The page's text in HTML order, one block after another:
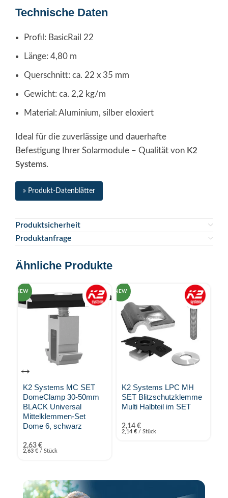
Technische Daten
Profil: BasicRail 22
Länge: 4,80 m
Querschnitt: ca. 22 x 35 mm
Gewicht: ca. 2,2 kg/m
Material: Aluminium, silber eloxiert
Ideal für die zuverlässige und dauerhafte
Befestigung Ihrer Solarmodule – Qualität von K2
Systems.
» Produkt-Datenblätter
Produktsicherheit
Produktanfrage
Ähnliche Produkte
NEW
K2 Systems MC SET
DomeClamp 30-50mm
BLACK Universal
Mittelklemmen-Set
Dome 6, schwarz
2,63 €
2,63 € / Stück
NEW
K2 Systems LPC MH
SET Blitzschutzklemme
Multi Halbteil im SET
2,14 €
2,14 € / Stück